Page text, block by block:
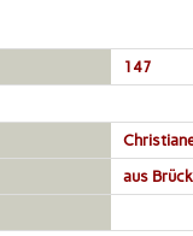
147
aus